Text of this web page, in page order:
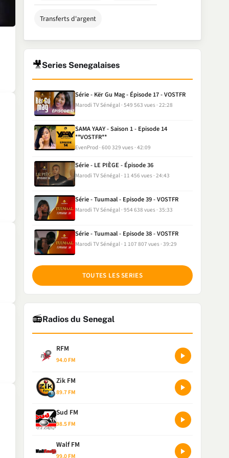
Transferts d'argent
🎥Series Senegalaises
Série - Kër Gu Mag - Épisode 17 - VOSTFR
Marodi TV Sénégal 549 563 vues 22:28
SAMA YAAY - Saison 1 - Episode 14
**VOSTFR**
EvenProd 600 329 vues 42:09
Série - LE PIÈGE - Épisode 36
Marodi TV Sénégal 11 456 vues 24:43
Série - Tuumaal - Episode 39 - VOSTFR
Marodi TV Sénégal 954 638 vues 35:33
Série - Tuumaal - Episode 38 - VOSTFR
Marodi TV Sénégal 1 107 807 vues 39:29
TOUTES LES SERIES
📻Radios du Senegal
RFM
94.0 FM
Zik FM
89.7 FM
Sud FM
98.5 FM
Walf FM
99.0 FM